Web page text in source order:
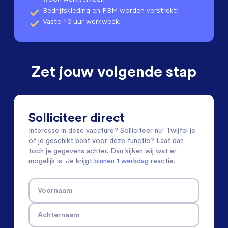
Bedrijfskleding en PBM worden verstrekt;
Vaste 40-uur werkweek;
Zet jouw volgende stap
Solliciteer direct
Interesse in deze vacature? Solliciteer nu! Twijfel je
of je geschikt bent voor deze functie? Laat dan
toch je gegevens achter. Dan kijken wij wat er
mogelijk is. Je krijgt binnen 1 werkdag reactie.
Voornaam
Achternaam